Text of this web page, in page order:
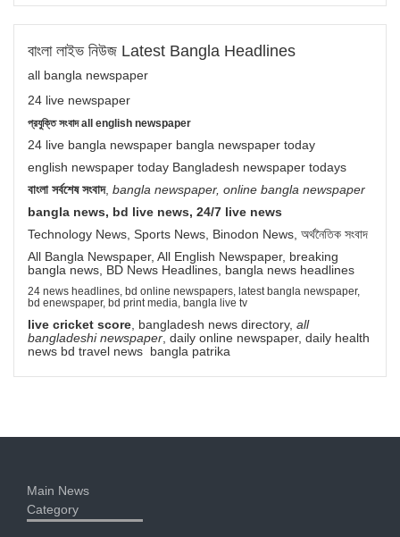
বাংলা লাইভ নিউজ Latest Bangla Headlines
all bangla newspaper
24 live newspaper
প্রযুক্তি সংবাদ all english newspaper
24 live bangla newspaper bangla newspaper today
english newspaper today Bangladesh newspaper todays
বাংলা সর্বশেষ সংবাদ, bangla newspaper, online bangla newspaper
bangla news, bd live news, 24/7 live news
Technology News, Sports News, Binodon News, অর্থনৈতিক সংবাদ
All Bangla Newspaper, All English Newspaper, breaking
bangla news, BD News Headlines, bangla news headlines
24 news headlines, bd online newspapers, latest bangla newspaper,
bd enewspaper, bd print media, bangla live tv
live cricket score, bangladesh news directory, all
bangladeshi newspaper, daily online newspaper, daily health
news bd travel news bangla patrika
Main News
Category